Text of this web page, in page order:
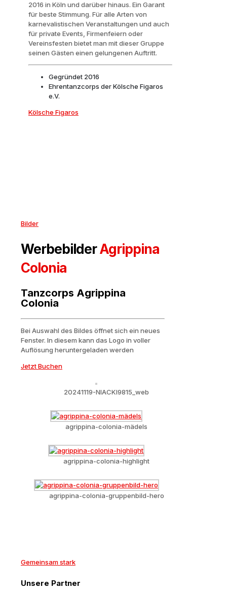
2016 in Köln und darüber hinaus. Ein Garant
für beste Stimmung. Für alle Arten von
karnevalistischen Veranstaltungen und auch
für private Events, Firmenfeiern oder
Vereinsfesten bietet man mit dieser Gruppe
seinen Gästen einen gelungenen Auftritt.
Gegründet 2016
Ehrentanzcorps der Kölsche Figaros
e.V.
Kölsche Figaros
Bilder
WerbebilderAgrippina
Colonia
Tanzcorps Agrippina
Colonia
Bei Auswahl des Bildes öffnet sich ein neues
Fenster. In diesem kann das Logo in voller
Auflösung heruntergeladen werden
Jetzt Buchen
20241119-NIACKI9815_web
agrippina-colonia-mädels
agrippina-colonia-highlight
agrippina-colonia-gruppenbild-hero
Gemeinsam stark
Unsere Partner